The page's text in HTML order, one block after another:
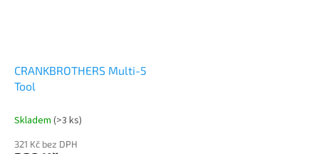
CRANKBROTHERS Multi-5
Tool
Skladem (>3 ks)
321 Kč bez DPH